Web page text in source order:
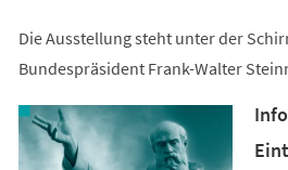
Die Ausstellung steht unter der
Bundespräsident Frank-Walter